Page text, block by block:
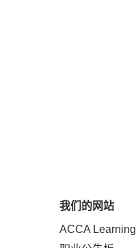
我们的网站
ACCA Learning